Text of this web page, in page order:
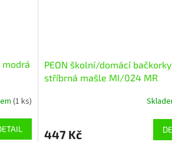
modrá
(1 ks)
PEON školní/domácí
stříbrná mašle MI/024 MR
447 Kč